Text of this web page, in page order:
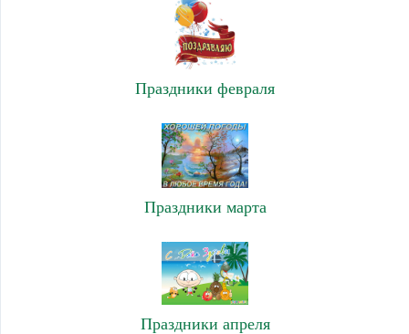
Праздники февраля
Праздники марта
Праздники апреля